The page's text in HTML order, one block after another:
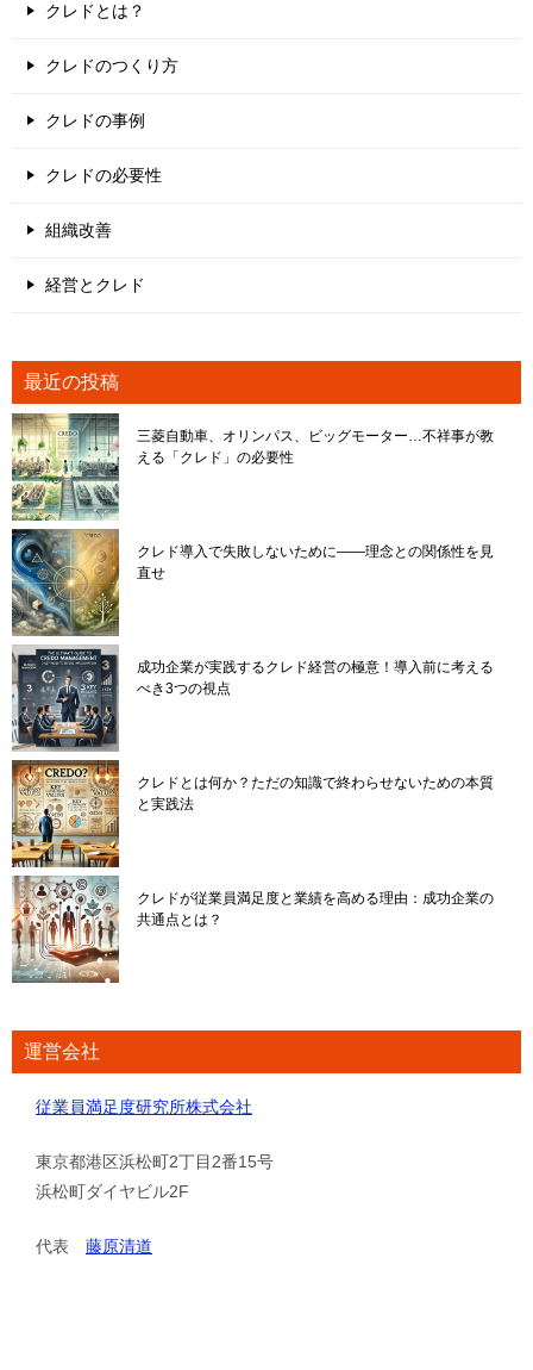
クレドとは？
クレドのつくり方
クレドの事例
クレドの必要性
組織改善
経営とクレド
最近の投稿
三菱自動車、オリンパス、ビッグモーター…不祥事が教
える「クレド」の必要性
クレド導入で失敗しないために――理念との関係性を見
直せ
成功企業が実践するクレド経営の極意！導入前に考える
べき3つの視点
クレドとは何か？ただの知識で終わらせないための本質
と実践法
クレドが従業員満足度と業績を高める理由：成功企業の
共通点とは？
運営会社
従業員満足度研究所株式会社
東京都港区浜松町2丁目2番15号
浜松町ダイヤビル2F
代表 藤原清道